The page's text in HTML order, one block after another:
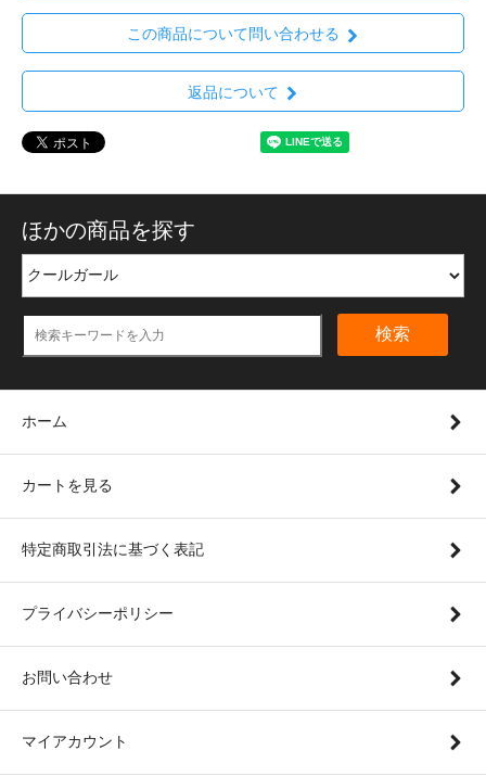
この商品について問い合わせる
返品について
ほかの商品を探す
検索
ホーム
カートを見る
特定商取引法に基づく表記
プライバシーポリシー
お問い合わせ
マイアカウント